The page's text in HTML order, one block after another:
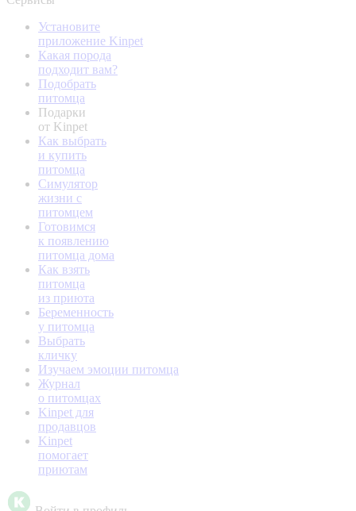
Установите
приложение Kinpet
Какая порода
подходит вам?
Подобрать
питомца
Подарки
от Kinpet
Как выбрать
и купить
питомца
Симулятор
жизни с
питомцем
Готовимся
к появлению
питомца дома
Как взять
питомца
из приюта
Беременность
у питомца
Выбрать
кличку
Изучаем эмоции питомца
Журнал
о питомцах
Kinpet для
продавцов
Kinpet
помогает
приютам